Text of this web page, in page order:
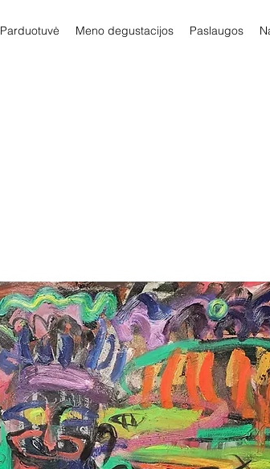
Parduotuvė Meno degustacijos Paslaugos